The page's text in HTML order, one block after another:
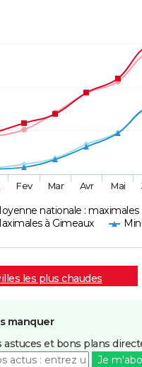
nationale : maximales
à Gimeaux
Fev Mar Avr Mai
les plus chaudes
manquer
astuces et bons plans
Je